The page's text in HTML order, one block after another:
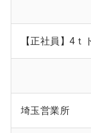
【正社員】4ｔ
埼玉営業所